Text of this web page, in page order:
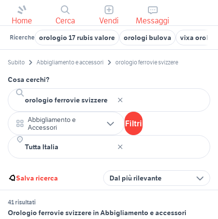
Home Cerca Vendi Messaggi
Ricerche orologio 17 rubis valore orologi bulova vixa
Subito Abbigliamento e accessori orologio ferrovie svizzere
Cosa cerchi?
Abbigliamento e
Accessori
Filtri
Salva ricerca Dal più rilevante
41 risultati
Orologio ferrovie svizzere in Abbigliamento e accessori